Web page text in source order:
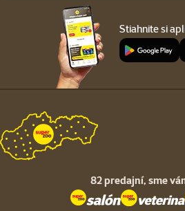
Stiahnite si
82 predajní, sme